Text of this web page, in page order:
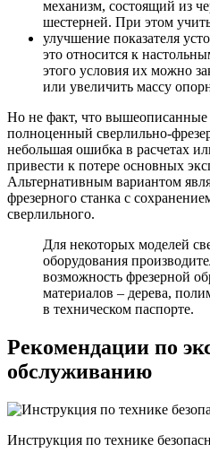
механизм, состоящий из
шестерней. При этом
улучшение показателя
это относится к
этого условия их можно
или увеличить массу
Но не факт, что вышеописанные
полноценный сверлильно-
небольшая ошибка в расчетах
привести к потере основных
Альтернативным вариантом
фрезерного станка с
сверлильного.
Для некоторых моделей
оборудования
возможность фрезерной
материалов – дерева,
в техническом паспорте.
Рекомендации по
обслуживанию
Инструкция по технике